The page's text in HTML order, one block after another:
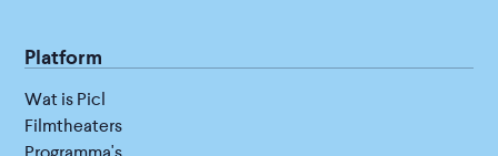
Platform
Wat is Picl
Filmtheaters